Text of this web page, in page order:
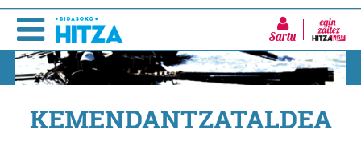
Sartu
KEMENDANTZATALDEA